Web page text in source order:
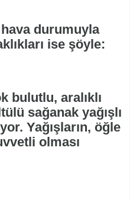
durumuyla
ise şöyle:
bulutlu, aralıklı
sağanak yağışlı
Yağışların, öğle
olması